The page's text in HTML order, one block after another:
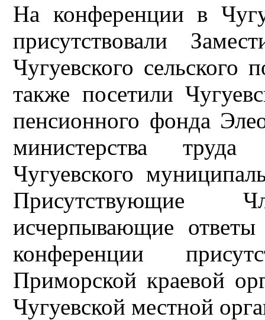
На конференции в
присутствовали
Чугуевского
также посетили
пенсионного фонда
министерства
Чугуевского
исчерпывающие
конференции
Приморской краевой
Чугуевской местной